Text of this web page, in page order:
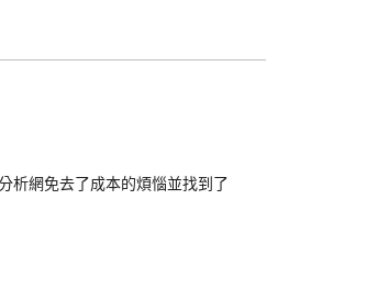
析網免去了成本的煩惱並找到了